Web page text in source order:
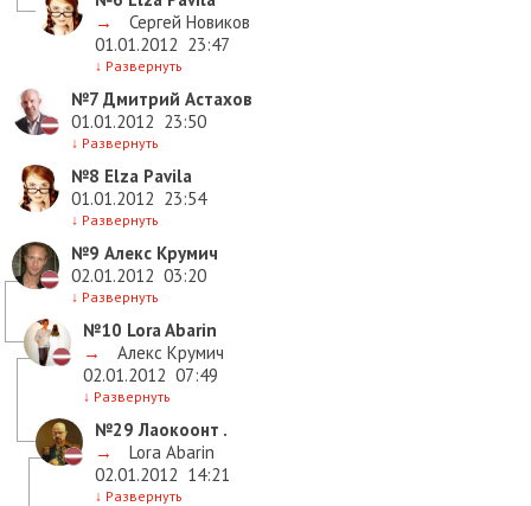
→
Сергей Новиков
01.01.2012 23:47
↓ Развернуть
№7 Дмитрий Астахов
01.01.2012 23:50
↓ Развернуть
№8 Elza Pavila
01.01.2012 23:54
↓ Развернуть
№9 Алекс Крумич
02.01.2012 03:20
↓ Развернуть
№10 Lora Abarin
→
Алекс Крумич
02.01.2012 07:49
↓ Развернуть
№29 Лаокоонт .
→
Lora Abarin
02.01.2012 14:21
↓ Развернуть